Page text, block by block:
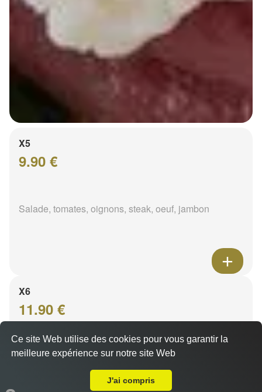
X5
9.90 €
Salade, tomates, oignons, steak, oeuf, jambon
X6
11.90 €
Salade, tomates, oignons, steak, oeuf, jambon, rösti
Ce site Web utilise des cookies pour vous garantir la
meilleure expérience sur notre site Web
J'ai compris